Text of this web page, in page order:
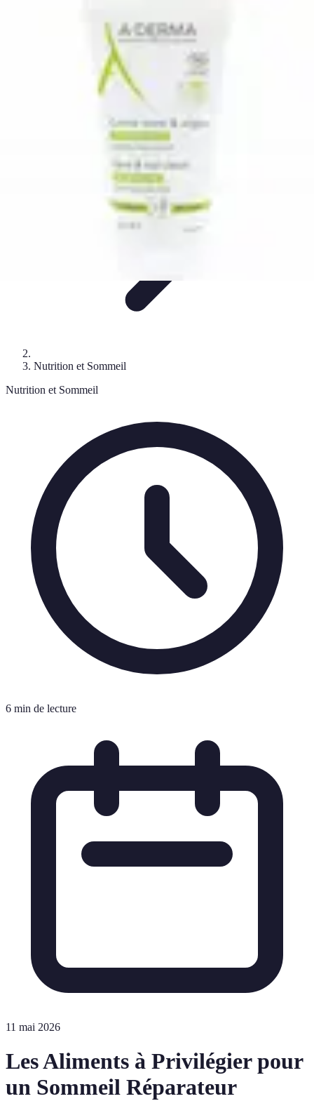
Nutrition et SommeilAmélioration du
Astuces de SommeilHabitudes de Sommeil
Conseils Sommeil
Nutrition et Sommeil
Nutrition et Sommeil
6 min de lecture
11 mai 2026
Les Aliments à Privilégier pour
un Sommeil Réparateur